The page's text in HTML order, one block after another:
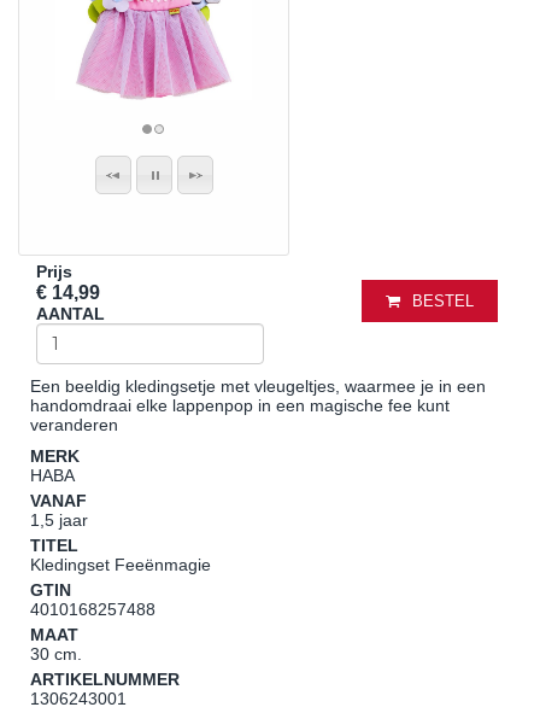
Prijs
€ 14,99
AANTAL
BESTEL
Een beeldig kledingsetje met vleugeltjes, waarmee je in een
handomdraai elke lappenpop in een magische fee kunt
veranderen
MERK
HABA
VANAF
1,5 jaar
TITEL
Kledingset Feeënmagie
GTIN
4010168257488
MAAT
30 cm.
ARTIKELNUMMER
1306243001